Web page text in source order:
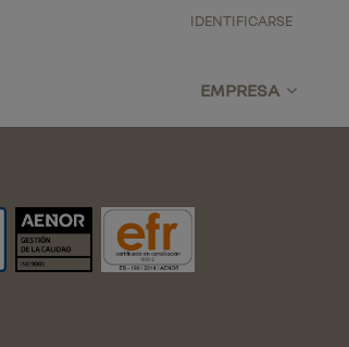
IDENTIFICARSE
EMPRESA